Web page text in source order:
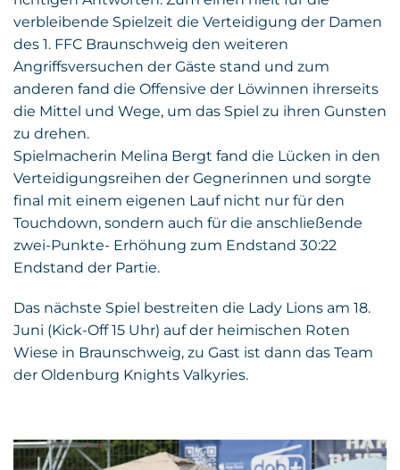
verbleibende Spielzeit die Verteidigung der Damen
des 1. FFC Braunschweig den weiteren
Angriffsversuchen der Gäste stand und zum
anderen fand die Offensive der Löwinnen ihrerseits
die Mittel und Wege, um das Spiel zu ihren Gunsten
zu drehen.
Spielmacherin Melina Bergt fand die Lücken in den
Verteidigungsreihen der Gegnerinnen und sorgte
final mit einem eigenen Lauf nicht nur für den
Touchdown, sondern auch für die anschließende
zwei-Punkte- Erhöhung zum Endstand 30:22
Endstand der Partie.
Das nächste Spiel bestreiten die Lady Lions am 18.
Juni (Kick-Off 15 Uhr) auf der heimischen Roten
Wiese in Braunschweig, zu Gast ist dann das Team
der Oldenburg Knights Valkyries.